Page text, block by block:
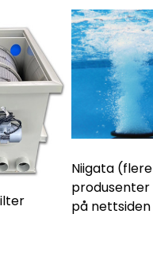
Niigata (flere
produsenter
på